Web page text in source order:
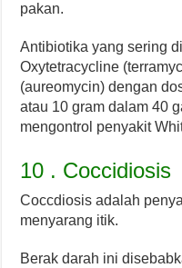
pakan.
Antibiotika yang sering
Oxytetracycline
(aureomycin) dengan
atau 10 gram dalam 40
mengontrol penyakit
10 . Coccidiosis
Coccdiosis adalah
menyarang itik.
Berak darah ini